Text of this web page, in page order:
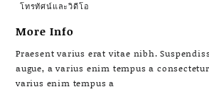
โทรทัศน์และวิดีโอ
More Info
Praesent varius erat vitae nibh.
augue, a varius enim tempus a
varius enim tempus a